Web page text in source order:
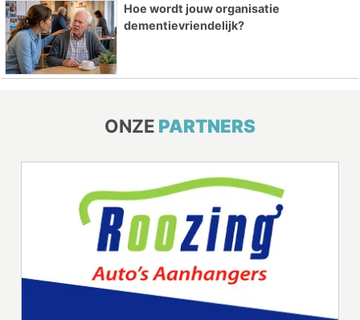
Hoe wordt jouw organisatie
dementievriendelijk?
ONZE PARTNERS